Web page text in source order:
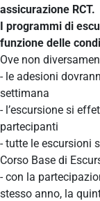
assicurazione RCT.
I programmi di
funzione delle
Ove non
- le adesioni
settimana
- l’escursione si
partecipanti
- tutte le escursioni
Corso Base di
- con la
stesso anno, la